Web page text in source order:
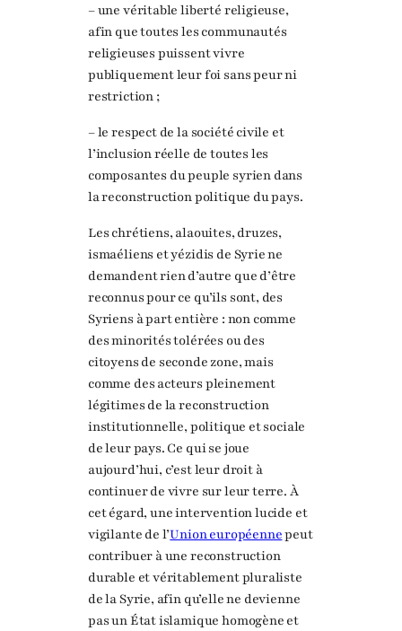
– une véritable liberté religieuse,
afin que toutes les communautés
religieuses puissent vivre
publiquement leur foi sans peur ni
restriction ;
– le respect de la société civile et
l’inclusion réelle de toutes les
composantes du peuple syrien dans
la reconstruction politique du pays.
Les chrétiens, alaouites, druzes,
ismaéliens et yézidis de Syrie ne
demandent rien d’autre que d’être
reconnus pour ce qu’ils sont, des
Syriens à part entière : non comme
des minorités tolérées ou des
citoyens de seconde zone, mais
comme des acteurs pleinement
légitimes de la reconstruction
institutionnelle, politique et sociale
de leur pays. Ce qui se joue
aujourd’hui, c’est leur droit à
continuer de vivre sur leur terre. À
cet égard, une intervention lucide et
vigilante de l’Union européennepeut
contribuer à une reconstruction
durable et véritablement pluraliste
de la Syrie, afin qu’elle ne devienne
pas un État islamique homogène et